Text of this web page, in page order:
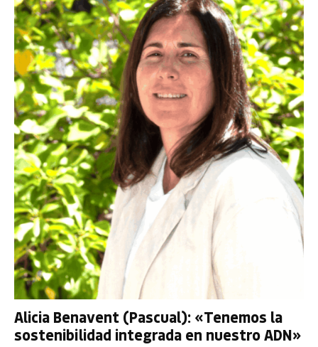
Alicia Benavent (Pascual): «Tenemos la
sostenibilidad integrada en nuestro ADN»